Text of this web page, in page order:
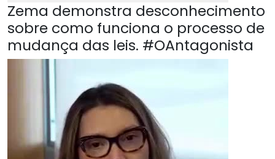
Zema demonstra desconhecimento
sobre como funciona o processo de
mudança das leis. #OAntagonista